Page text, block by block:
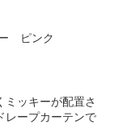
ー ピンク
ッキーが配置さ
レープカーテンで